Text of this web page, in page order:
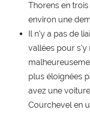
Thorens en
environ une
Il n'y a pas de
vallées pour s'y
plus éloignées
avez une
Courchevel en